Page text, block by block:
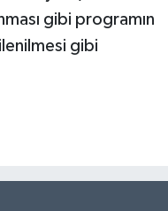
gibi programın
gibi